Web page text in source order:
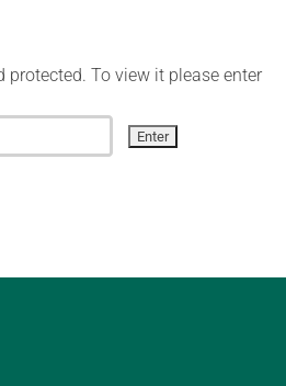
To view it please enter